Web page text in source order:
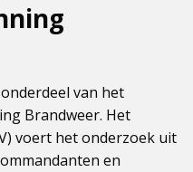
van het
Brandweer. Het
voert het onderzoek uit
en